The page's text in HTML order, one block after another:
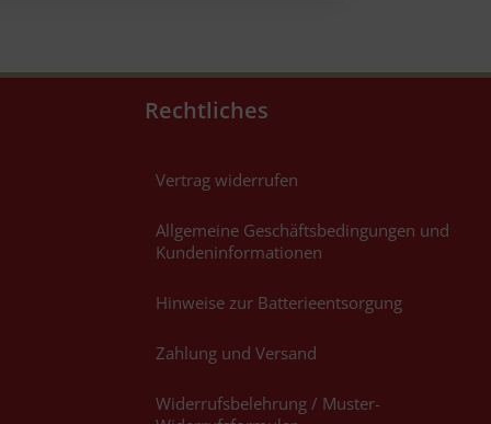
Rechtliches
Vertrag widerrufen
Allgemeine Geschäftsbedingungen und
Kundeninformationen
Hinweise zur Batterieentsorgung
Zahlung und Versand
Widerrufsbelehrung / Muster-